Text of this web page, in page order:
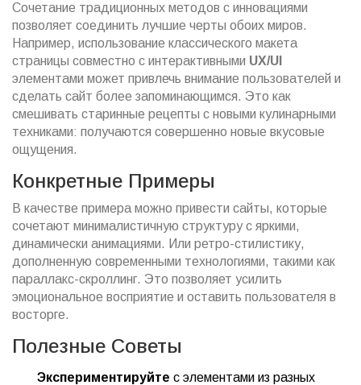
Сочетание традиционных методов с инновациями
позволяет соединить лучшие черты обоих миров.
Например, использование классического макета
страницы совместно с интерактивными UX/UI
элементами может привлечь внимание пользователей и
сделать сайт более запоминающимся. Это как
смешивать старинные рецепты с новыми кулинарными
техниками: получаются совершенно новые вкусовые
ощущения.
Конкретные Примеры
В качестве примера можно привести сайты, которые
сочетают минималистичную структуру с яркими,
динамически анимациями. Или ретро-стилистику,
дополненную современными технологиями, такими как
параллакс-скроллинг. Это позволяет усилить
эмоциональное восприятие и оставить пользователя в
восторге.
Полезные Советы
Экспериментируйте с элементами из разных